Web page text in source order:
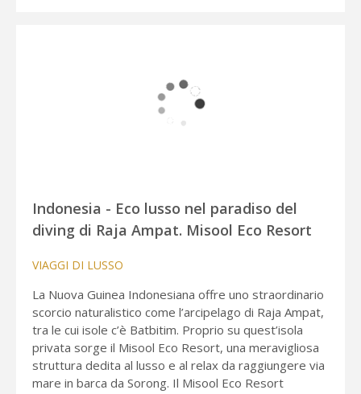
Indonesia - Eco lusso nel paradiso del
diving di Raja Ampat. Misool Eco Resort
VIAGGI DI LUSSO
La Nuova Guinea Indonesiana offre uno straordinario
scorcio naturalistico come l’arcipelago di Raja Ampat,
tra le cui isole c’è Batbitim. Proprio su quest’isola
privata sorge il Misool Eco Resort, una meravigliosa
struttura dedita al lusso e al relax da raggiungere via
mare in barca da Sorong. Il Misool Eco Resort